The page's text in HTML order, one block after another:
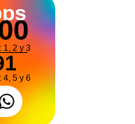
1, 2 y 3
4, 5 y 6